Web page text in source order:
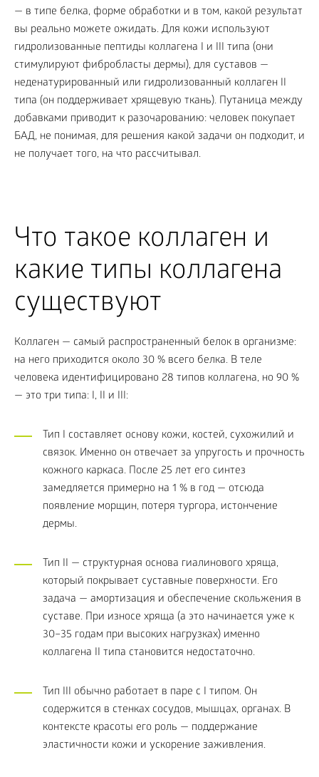
— в типе белка, форме обработки и в том, какой результат
вы реально можете ожидать. Для кожи используют
гидролизованные пептиды коллагена I и III типа (они
стимулируют фибробласты дермы), для суставов —
неденатурированный или гидролизованный коллаген II
типа (он поддерживает хрящевую ткань). Путаница между
добавками приводит к разочарованию: человек покупает
БАД, не понимая, для решения какой задачи он подходит, и
не получает того, на что рассчитывал.
Что такое коллаген и
какие типы коллагена
существуют
Коллаген — самый распространенный белок в организме:
на него приходится около 30 % всего белка. В теле
человека идентифицировано 28 типов коллагена, но 90 %
— это три типа: I, II и III:
Тип I составляет основу кожи, костей, сухожилий и
связок. Именно он отвечает за упругость и прочность
кожного каркаса. После 25 лет его синтез
замедляется примерно на 1 % в год — отсюда
появление морщин, потеря тургора, истончение
дермы.
Тип II — структурная основа гиалинового хряща,
который покрывает суставные поверхности. Его
задача — амортизация и обеспечение скольжения в
суставе. При износе хряща (а это начинается уже к
30–35 годам при высоких нагрузках) именно
коллагена II типа становится недостаточно.
Тип III обычно работает в паре с I типом. Он
содержится в стенках сосудов, мышцах, органах. В
контексте красоты его роль — поддержание
эластичности кожи и ускорение заживления.